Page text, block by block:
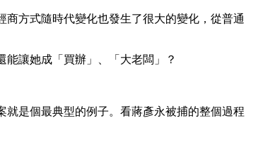
方式隨時代變化也發生了很大的變化，從普通
讓她成「買辦」、「大老闆」？
是個最典型的例子。看蔣彥永被捕的整個過程